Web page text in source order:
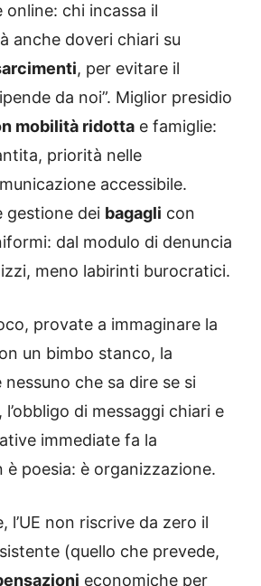
chi incassa il
anche doveri chiari su
, per evitare il
da noi”. Miglior presidio
mobilità ridotta e famiglie:
priorità nelle
accessibile.
gestione dei bagagli con
dal modulo di denuncia
meno labirinti burocratici.
provate a immaginare la
un bimbo stanco, la
nessuno che sa dire se si
di messaggi chiari e
immediate fa la
poesia: è organizzazione.
l’UE non riscrive da zero il
(quello che prevede,
economiche per